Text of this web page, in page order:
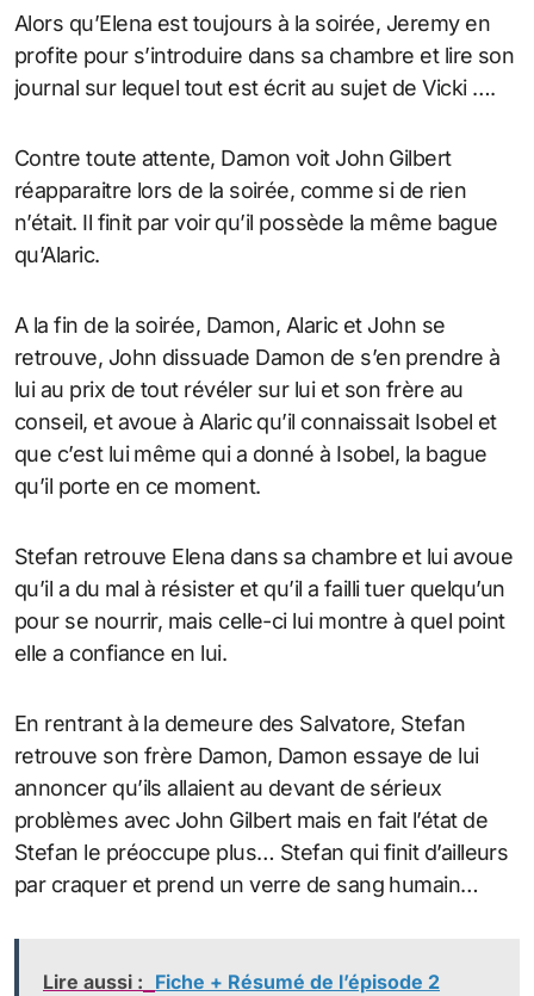
Alors qu’Elena est toujours à la soirée, Jeremy en
profite pour s’introduire dans sa chambre et lire son
journal sur lequel tout est écrit au sujet de Vicki ….
Contre toute attente, Damon voit John Gilbert
réapparaitre lors de la soirée, comme si de rien
n’était. Il finit par voir qu’il possède la même bague
qu’Alaric.
A la fin de la soirée, Damon, Alaric et John se
retrouve, John dissuade Damon de s’en prendre à
lui au prix de tout révéler sur lui et son frère au
conseil, et avoue à Alaric qu’il connaissait Isobel et
que c’est lui même qui a donné à Isobel, la bague
qu’il porte en ce moment.
Stefan retrouve Elena dans sa chambre et lui avoue
qu’il a du mal à résister et qu’il a failli tuer quelqu’un
pour se nourrir, mais celle-ci lui montre à quel point
elle a confiance en lui.
En rentrant à la demeure des Salvatore, Stefan
retrouve son frère Damon, Damon essaye de lui
annoncer qu’ils allaient au devant de sérieux
problèmes avec John Gilbert mais en fait l’état de
Stefan le préoccupe plus… Stefan qui finit d’ailleurs
par craquer et prend un verre de sang humain…
Lire aussi : Fiche + Résumé de l’épisode 2